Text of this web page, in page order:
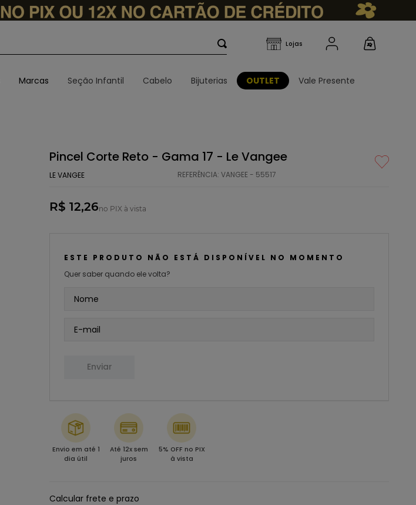
Marcas Seção Infantil Cabelo Bijuterias OUTLET Vale Presente
Pincel Corte Reto - Gama 17 - Le Vangee
LE VANGEE REFERÊNCIA: VANGEE - 55517
R$ 12,26no PIX à vista
ESTE PRODUTO NÃO ESTÁ DISPONÍVEL NO MOMENTO
Quer saber quando ele volta?
Enviar
Envio em até 1
dia útil
Até 12x sem
juros
5% OFF no PIX
à vista
Calcular frete e prazo